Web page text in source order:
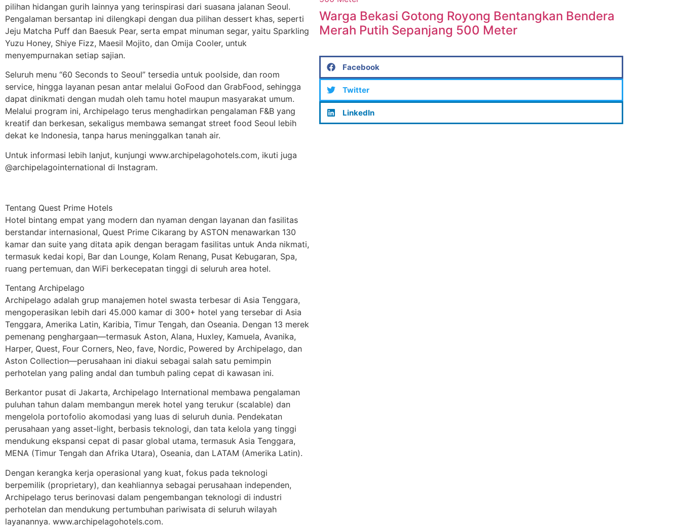
pilihan hidangan gurih lainnya yang terinspirasi dari suasana jalanan Seoul.
Pengalaman bersantap ini dilengkapi dengan dua pilihan dessert khas, seperti
Jeju Matcha Puff dan Baesuk Pear, serta empat minuman segar, yaitu Sparkling
Yuzu Honey, Shiye Fizz, Maesil Mojito, dan Omija Cooler, untuk
menyempurnakan setiap sajian.
Seluruh menu “60 Seconds to Seoul” tersedia untuk poolside, dan room
service, hingga layanan pesan antar melalui GoFood dan GrabFood, sehingga
dapat dinikmati dengan mudah oleh tamu hotel maupun masyarakat umum.
Melalui program ini, Archipelago terus menghadirkan pengalaman F&B yang
kreatif dan berkesan, sekaligus membawa semangat street food Seoul lebih
dekat ke Indonesia, tanpa harus meninggalkan tanah air.
Untuk informasi lebih lanjut, kunjungi www.archipelagohotels.com, ikuti juga
@archipelagointernational di Instagram.
Tentang Quest Prime Hotels
Hotel bintang empat yang modern dan nyaman dengan layanan dan fasilitas
berstandar internasional, Quest Prime Cikarang by ASTON menawarkan 130
kamar dan suite yang ditata apik dengan beragam fasilitas untuk Anda nikmati,
termasuk kedai kopi, Bar dan Lounge, Kolam Renang, Pusat Kebugaran, Spa,
ruang pertemuan, dan WiFi berkecepatan tinggi di seluruh area hotel.
Tentang Archipelago
Archipelago adalah grup manajemen hotel swasta terbesar di Asia Tenggara,
mengoperasikan lebih dari 45.000 kamar di 300+ hotel yang tersebar di Asia
Tenggara, Amerika Latin, Karibia, Timur Tengah, dan Oseania. Dengan 13 merek
pemenang penghargaan—termasuk Aston, Alana, Huxley, Kamuela, Avanika,
Harper, Quest, Four Corners, Neo, fave, Nordic, Powered by Archipelago, dan
Aston Collection—perusahaan ini diakui sebagai salah satu pemimpin
perhotelan yang paling andal dan tumbuh paling cepat di kawasan ini.
Berkantor pusat di Jakarta, Archipelago International membawa pengalaman
puluhan tahun dalam membangun merek hotel yang terukur (scalable) dan
mengelola portofolio akomodasi yang luas di seluruh dunia. Pendekatan
perusahaan yang asset-light, berbasis teknologi, dan tata kelola yang tinggi
mendukung ekspansi cepat di pasar global utama, termasuk Asia Tenggara,
MENA (Timur Tengah dan Afrika Utara), Oseania, dan LATAM (Amerika Latin).
Dengan kerangka kerja operasional yang kuat, fokus pada teknologi
berpemilik (proprietary), dan keahliannya sebagai perusahaan independen,
Archipelago terus berinovasi dalam pengembangan teknologi di industri
perhotelan dan mendukung pertumbuhan pariwisata di seluruh wilayah
layanannya. www.archipelagohotels.com.
Warga Bekasi Gotong Royong Bentangkan Bendera
Merah Putih Sepanjang 500 Meter
Facebook
Twitter
LinkedIn